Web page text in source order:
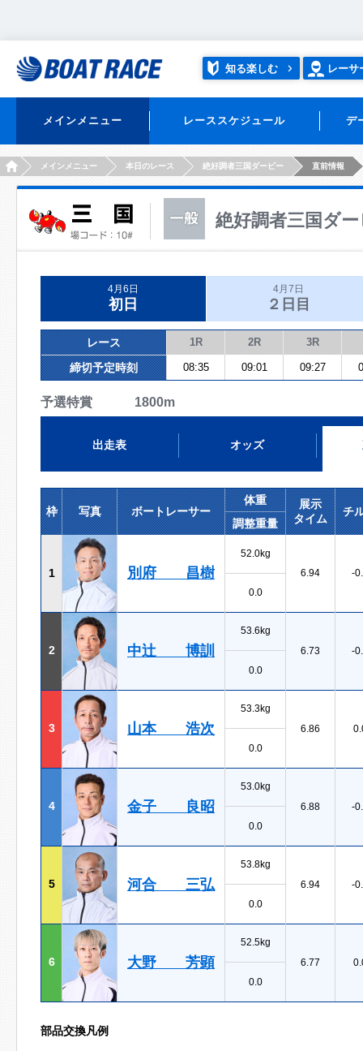
知る楽しむ レーサ
メインメニュー レーススケジュール デ
HOMEメインメニュー 本日のレース 絶好調者三国ダービー 直前情報
絶好調者三国ダ
4月6日
初日
4月7日
２日目
レース 1R 2R 3R
締切予定時刻 08:35 09:01 09:27
予選特賞 1800m
出走表 オッズ
枠 写真 ボートレーサー
体重
展示
タイム
チ
調整重量
1 別府 昌樹
52.0kg
6.94
-
0.0
2 中辻 博訓
53.6kg
6.73
-
0.0
3 山本 浩次
53.3kg
6.86
0.0
4 金子 良昭
53.0kg
6.88
-
0.0
5 河合 三弘
53.8kg
6.94
-
0.0
6 大野 芳顕
52.5kg
6.77
0.0
部品交換凡例